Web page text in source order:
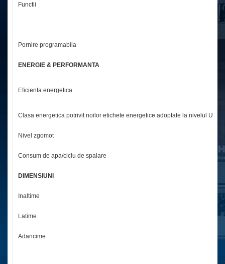
Functii
Pornire programabila
ENERGIE & PERFORMANTA
Eficienta energetica
Clasa energetica potrivit noilor etichete energetice adoptate la nivelul UE
Nivel zgomot
Consum de apa/ciclu de spalare
DIMENSIUNI
Inaltime
Latime
Adancime